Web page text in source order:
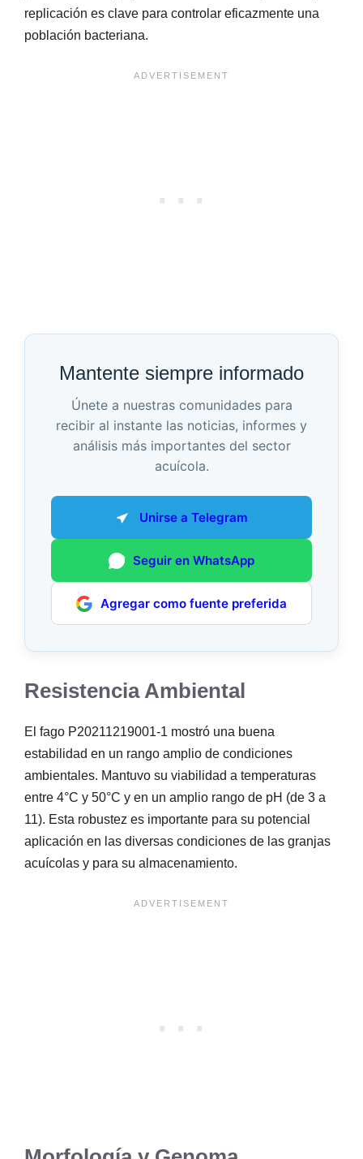
replicación es clave para controlar eficazmente una
población bacteriana.
Mantente siempre informado
Únete a nuestras comunidades para
recibir al instante las noticias, informes y
análisis más importantes del sector
acuícola.
Unirse a Telegram
Seguir en WhatsApp
Agregar como fuente preferida
Resistencia Ambiental
El fago P20211219001-1 mostró una buena
estabilidad en un rango amplio de condiciones
ambientales. Mantuvo su viabilidad a temperaturas
entre 4°C y 50°C y en un amplio rango de pH (de 3 a
11). Esta robustez es importante para su potencial
aplicación en las diversas condiciones de las granjas
acuícolas y para su almacenamiento.